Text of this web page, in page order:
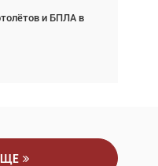
и БПЛА в
Подходите к